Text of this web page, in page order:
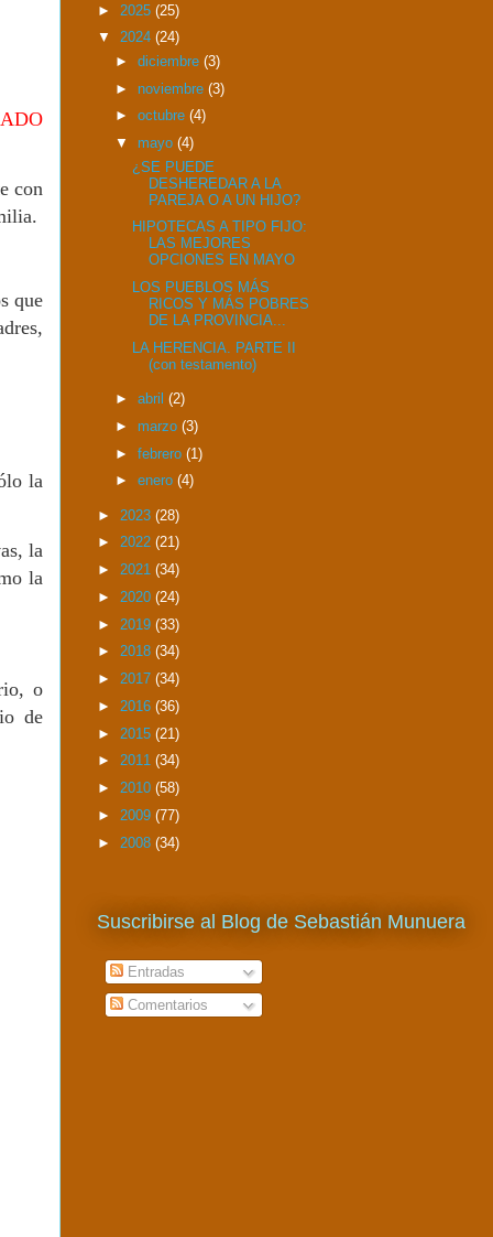
con
que
la
la
la
o
de
► 2025 (25)
▼ 2024 (24)
► diciembre (3)
► noviembre (3)
► octubre (4)
▼ mayo (4)
¿SE PUEDE
DESHEREDAR A LA
PAREJA O A UN HIJO?
HIPOTECAS A TIPO FIJO:
LAS MEJORES
OPCIONES EN MAYO
LOS PUEBLOS MÁS
RICOS Y MÁS POBRES
DE LA PROVINCIA...
LA HERENCIA. PARTE II
(con testamento)
► abril (2)
► marzo (3)
► febrero (1)
► enero (4)
► 2023 (28)
► 2022 (21)
► 2021 (34)
► 2020 (24)
► 2019 (33)
► 2018 (34)
► 2017 (34)
► 2016 (36)
► 2015 (21)
► 2011 (34)
► 2010 (58)
► 2009 (77)
► 2008 (34)
Suscribirse al Blog de Sebastián Munuera
Entradas
Comentarios